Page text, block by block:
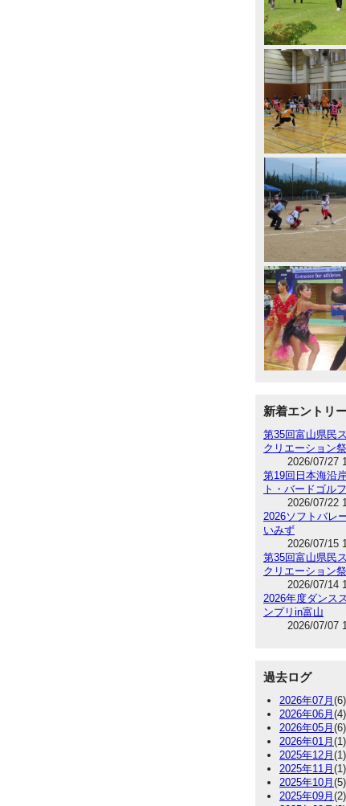
新着エントリ
第35回富山県民
クリエーション
2026/07/27
第19回日本海沿
ト・バードゴル
2026/07/22
2026ソフトバレ
いみず
2026/07/15
第35回富山県民
クリエーション
2026/07/14
2026年度ダンス
ンプリin富山
2026/07/07
過去ログ
2026年07月 (6)
2026年06月 (4)
2026年05月 (6)
2026年01月 (1)
2025年12月 (1)
2025年11月 (1)
2025年10月 (5)
2025年09月 (2)